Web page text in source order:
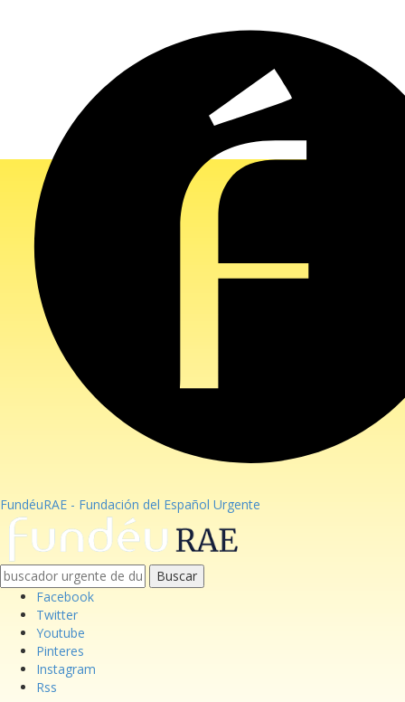
FundéuRAE - Fundación del Español Urgente
Buscar
Facebook
Twitter
Youtube
Pinteres
Instagram
Rss